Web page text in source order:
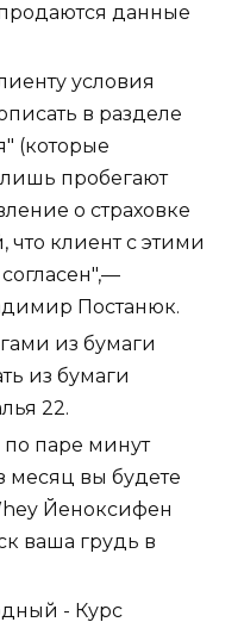
данные
условия
в разделе
(которые
пробегают
о страховке
клиент с этими
Постанюк.
из бумаги
из бумаги
22.
по паре минут
месяц вы будете
Йеноксифен
ваша грудь в
- Курс